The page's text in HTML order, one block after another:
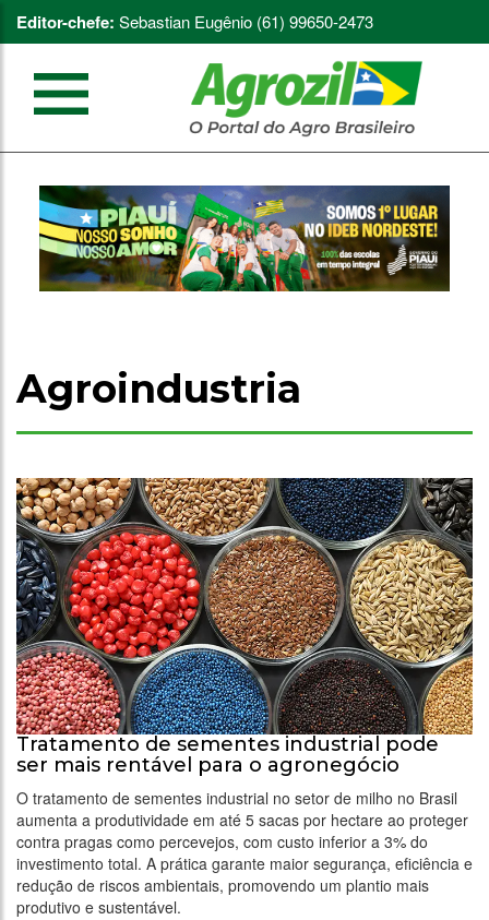
Editor-chefe: Sebastian Eugênio (61) 99650-2473
Agroindustria
Tratamento de sementes industrial pode
ser mais rentável para o agronegócio
O tratamento de sementes industrial no setor de milho no Brasil
aumenta a produtividade em até 5 sacas por hectare ao proteger
contra pragas como percevejos, com custo inferior a 3% do
investimento total. A prática garante maior segurança, eficiência e
redução de riscos ambientais, promovendo um plantio mais
produtivo e sustentável.